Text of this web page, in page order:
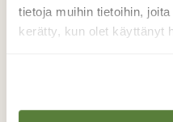
tietoja muihin tietoihin,
kerätty, kun olet käyttänyt
Valokuvaaja: sirpa